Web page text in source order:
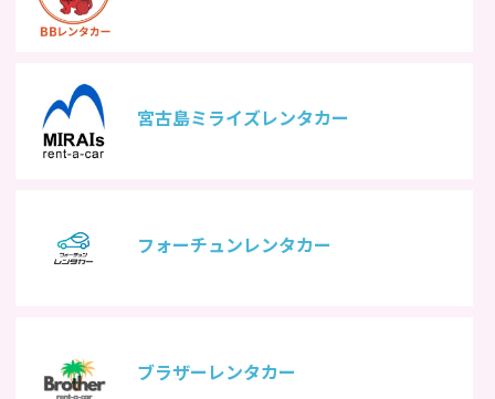
宮古島ミライズレンタカー
フォーチュンレンタカー
ブラザーレンタカー